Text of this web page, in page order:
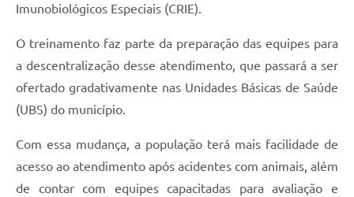
Plano Municipal de Saneamento Básico
Regularização de bairros
Carta de Serviços
Imunobiológicos Especiais (CRIE).
O treinamento faz parte da preparação das equipes para
a descentralização desse atendimento, que passará a ser
ofertado gradativamente nas Unidades Básicas de Saúde
(UBS) do município.
Com essa mudança, a população terá mais facilidade de
acesso ao atendimento após acidentes com animais, além
de contar com equipes capacitadas para avaliação e